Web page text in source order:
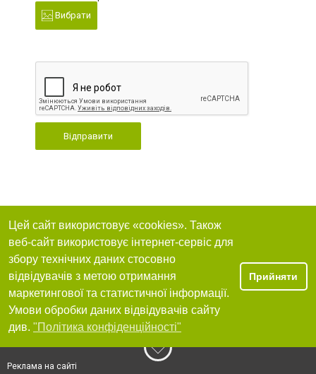
Вибрати
Відправити
Цей сайт використовує «cookies». Також
веб-сайт використовує інтернет-сервіс для
збору технічних даних стосовно
відвідувачів з метою отримання
маркетингової та статистичної інформації.
Умови обробки даних відвідувачів сайту
див. "Політика конфіденційності"
Прийняти
Реклама на сайті